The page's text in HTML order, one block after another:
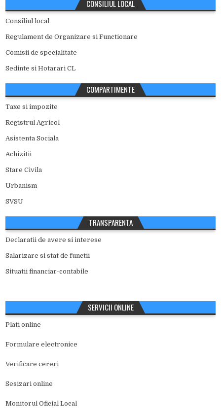
CONSILIUL LOCAL
Consiliul local
Regulament de Organizare si Functionare
Comisii de specialitate
Sedinte si Hotarari CL
COMPARTIMENTE
Taxe si impozite
Registrul Agricol
Asistenta Sociala
Achizitii
Stare Civila
Urbanism
SVSU
TRANSPARENTA
Declaratii de avere si interese
Salarizare si stat de functii
Situatii financiar-contabile
SERVICII ONLINE
Plati online
Formulare electronice
Verificare cereri
Sesizari online
Monitorul Oficial Local